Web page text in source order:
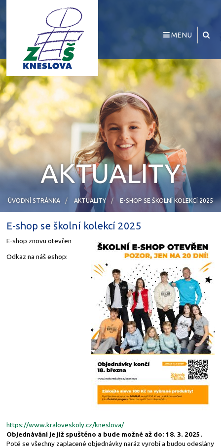
MENU
AKTUALITY
ÚVODNÍ STRÁNKA AKTUALITY E-SHOP SE ŠKOLNÍ KOLEKCÍ 2025
E-shop se školní kolekcí 2025
E-shop znovu otevřen
Odkaz na náš eshop:
https://www.kraloveskoly.cz/kneslova/
Objednávání je již spuštěno a bude možné až do: 18. 3. 2025.
Poté se všechny zaplacené objednávky naráz vyrobí a budou odeslány